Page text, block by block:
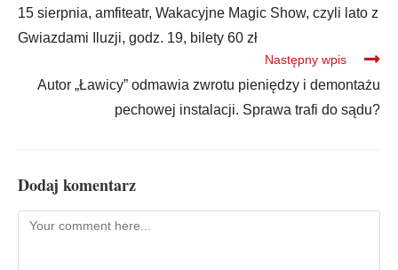
15 sierpnia, amfiteatr, Wakacyjne Magic Show, czyli lato z
Gwiazdami Iluzji, godz. 19, bilety 60 zł
Następny wpis
Autor „Ławicy” odmawia zwrotu pieniędzy i demontażu
pechowej instalacji. Sprawa trafi do sądu?
Dodaj komentarz